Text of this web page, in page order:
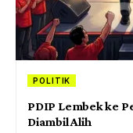
POLITIK
PDIP Lembek ke
Diambil Alih